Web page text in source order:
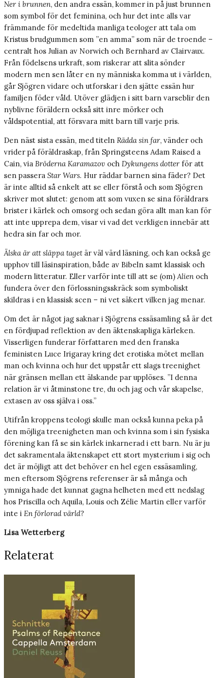
Ner i brunnen, den andra essän, kommer in på just brunnen
som symbol för det feminina, och hur det inte alls var
främmande för medeltida manliga teologer att tala om
Kristus brudgummen som ”en amma” som när de troende –
centralt hos Julian av Norwich och Bernhard av Clairvaux.
Från födelsens urkraft, som riskerar att slita sönder
modern men sen låter en ny människa komma ut i världen,
går Sjögren vidare och utforskar i den sjätte essän hur
familjen föder våld. Utöver glädjen i sitt barn varseblir den
nyblivne föräldern också sitt inre mörker och
våldspotential, att försvara mitt barn till varje pris.
Den näst sista essän, med titeln Rädda sin far, vänder och
vrider på föräldraskap, från Springsteens Adam Raised a
Cain, via Bröderna Karamazov och Dykungens dotter för att
sen passera Star Wars. Hur räddar barnen sina fäder? Det
är inte alltid så enkelt att se eller förstå och som Sjögren
skriver mot slutet: genom att som vuxen se sina föräldrars
brister i kärlek och omsorg och sedan göra allt man kan för
att inte upprepa dem, visar vi vad det verkligen innebär att
hedra sin far och mor.
Älska är att släppa tagetär väl värd läsning, och kan också ge
upphov till läsinspiration, både av Bibeln samt klassisk och
modern litteratur. Eller varför inte till att se (om)Alien och
fundera över den förlossningsskräck som symboliskt
skildras i en klassisk scen – ni vet säkert vilken jag menar.
Om det är något jag saknar i Sjögrens essäsamling så är det
en fördjupad reflektion av den äktenskapliga kärleken.
Visserligen funderar författaren med den franska
feministen Luce Irigaray kring det erotiska mötet mellan
man och kvinna och hur det uppstår ett slags treenighet
när gränsen mellan ett älskande par upplöses. ”I denna
relation är vi åtminstone tre, du och jag och vår skapelse,
extasen av oss själva i oss.”
Utifrån kroppens teologi skulle man också kunna peka på
den möjliga treenigheten man och kvinna som i sin fysiska
förening kan få se sin kärlek inkarnerad i ett barn. Nu är ju
det sakramentala äktenskapet ett stort mysterium i sig och
det är möjligt att det behöver en hel egen essäsamling,
men eftersom Sjögrens referenser är så många och
ymniga hade det kunnat gagna helheten med ett nedslag
hos Priscilla och Aquila, Louis och Zélie Martin eller varför
inte i En förlorad värld?
Lisa Wetterberg
Relaterat